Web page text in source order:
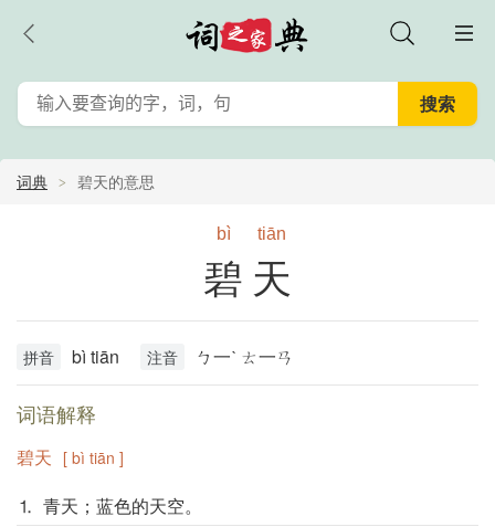
词典 碧天的意思
bì tiān
碧天
拼音 bì tiān 注音 ㄅ一ˋ ㄊ一ㄢ
词语解释
碧天 [ bì tiān ]
⒈ 青天；蓝色的天空。